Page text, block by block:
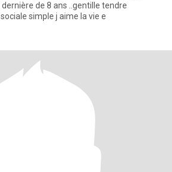
souriante travailleuses sociale simple j aime la vie e